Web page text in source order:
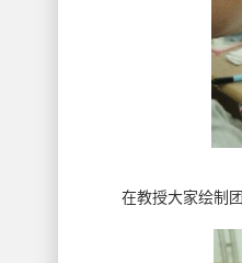
在教授大家绘制团